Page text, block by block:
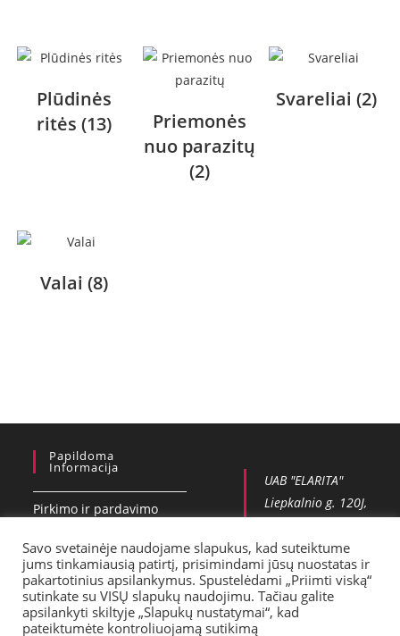
Plūdinės
ritės (13)
Priemonės
nuo parazitų
(2)
Svareliai (2)
Valai (8)
Papildoma
Informacija
Pirkimo ir pardavimo
Privatumo politika
Kontaktai
Pristatymas
UAB "ELARITA"
Liepkalnio g. 120J,
+37065551006
info@vobla.lt
Savo svetainėje naudojame slapukus, kad suteiktume
jums tinkamiausią patirtį, prisimindami jūsų nuostatas ir
pakartotinius apsilankymus. Spustelėdami „Priimti viską“
sutinkate su VISŲ slapukų naudojimu. Tačiau galite
apsilankyti skiltyje „Slapukų nustatymai“, kad
pateiktumėte kontroliuojamą sutikimą